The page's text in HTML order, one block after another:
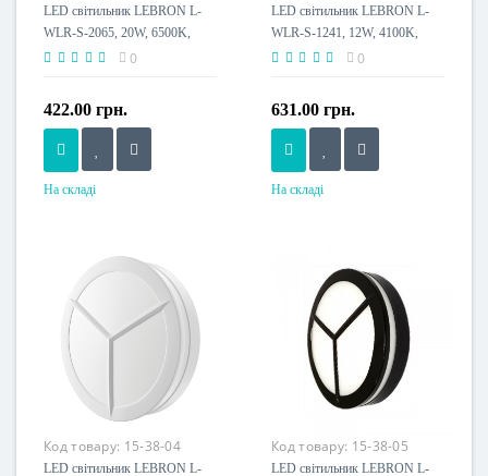
LED світильник LEBRON L-
WLR-S-2065, 20W, 6500K,
ІР65, датчик руху, круглий,
0
422.00 грн.
На складі
175x175x55
Напруга живлення
230 V
Пило-волого захист, IP
LED світильник LEBRON L-
WLR-S-1241, 12W, 4100K,
ІР65, СВЧ датчик руху,
0
631.00 грн.
На складі
Розмір, мм
круг Ø175x51
Напруга живлення
Пило-волого захист, IP
A+
Код товару: 15-38-04
LED світильник LEBRON L-
Код товару: 15-38-05
LED світильник LEBRON L-